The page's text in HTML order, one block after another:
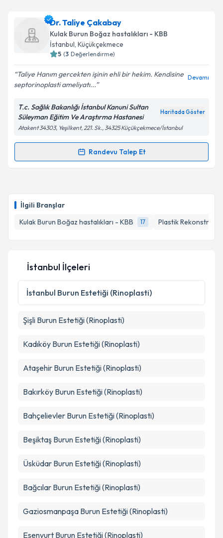
İlgili Branşlar
Kulak Burun Boğaz hastalıkları - KBB
17 Plastik
Takvim Talebini Gönder
Uzm. Dr. Safiye Giran ortekin
talebi oluşturun. Size bu uzmandan randevu almanız
için bir takvim hazırlandığında e-posta ile
bilgilendireceğiz.
E-posta Adresiniz
Kişisel verilerimin işlenmesine ilişkin
Metni'ni okudum ve kişisel verilerimin belirtilen
kapsamda işlenmesini kabul ediyorum.
Dr. Taliye Çakabay
Kulak Burun Boğaz hastalıkları - KBB
İstanbul, Küçükçekmece
5 (3 Değerlendirme)
Taliye Hanım gercekten işinin ehli bir hekim. Kendisine
septorinoplasti ameliyatı...
Devamı
T.c. Sağlık Bakanlığı İstanbul Kanuni Sultan
Süleyman Eğitim Ve Araştırma Hastanesi
Haritada Göster
Atakent 34303, Yeşilkent, 221. Sk., 34325 Küçükçekmece/İstanbul
Randevu Talep Et
Randevu Takvimi Talebi
takvim hazırlandığında e-posta ile bilgilendireceğiz.
Kişisel verilerimin işlenmesine ilişkinAydınlatma
Metni
'ni okudum ve kişisel verilerimin belirtilen
kapsamda işlenmesini kabul ediyorum.
İstanbul İlçeleri
İstanbul Burun Estetiği (Rinoplasti)
Şişli Burun Estetiği (Rinoplasti)
Kadıköy Burun Estetiği (Rinoplasti)
Ataşehir Burun Estetiği (Rinoplasti)
Bakırköy Burun Estetiği (Rinoplasti)
Bahçelievler Burun Estetiği (Rinoplasti)
Beşiktaş Burun Estetiği (Rinoplasti)
Üsküdar Burun Estetiği (Rinoplasti)
Bağcılar Burun Estetiği (Rinoplasti)
Gaziosmanpaşa Burun Estetiği (Rinoplasti)
Esenyurt Burun Estetiği (Rinoplasti)